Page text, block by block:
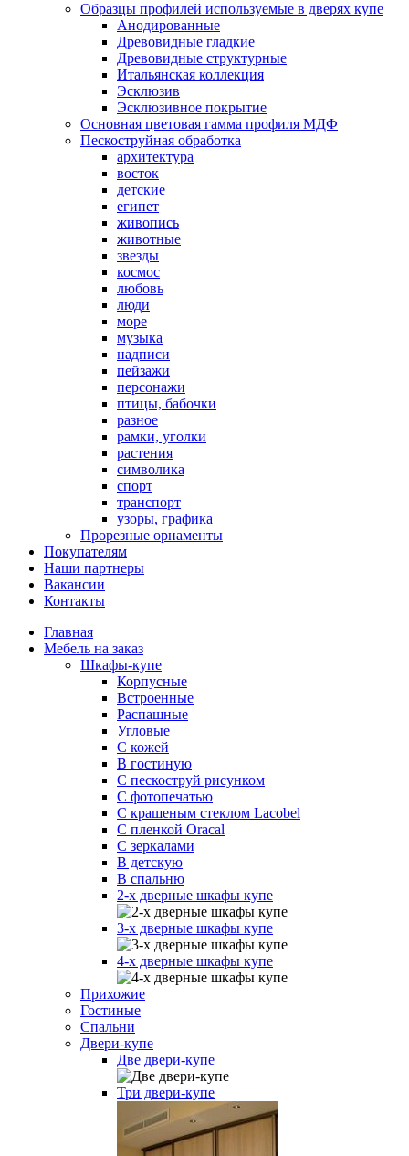
Образцы профилей используемые в дверях купе
Анодированные
Древовидные гладкие
Древовидные структурные
Итальянская коллекция
Эсклюзив
Эсклюзивное покрытие
Основная цветовая гамма профиля МДФ
Пескоструйная обработка
архитектура
восток
детские
египет
живопись
животные
звезды
космос
любовь
люди
море
музыка
надписи
пейзажи
персонажи
птицы, бабочки
разное
рамки, уголки
растения
символика
спорт
транспорт
узоры, графика
Прорезные орнаменты
Покупателям
Наши партнеры
Вакансии
Контакты
Главная
Мебель на заказ
Шкафы-купе
Корпусные
Встроенные
Распашные
Угловые
С кожей
В гостиную
С пескоструй рисунком
С фотопечатью
С крашеным стеклом Lacobel
С пленкой Oracal
С зеркалами
В детскую
В спальню
2-х дверные шкафы купе
3-х дверные шкафы купе
4-х дверные шкафы купе
Прихожие
Гостиные
Спальни
Двери-купе
Две двери-купе
Три двери-купе